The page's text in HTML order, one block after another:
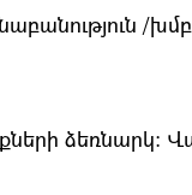
/
ձեռնարկ։